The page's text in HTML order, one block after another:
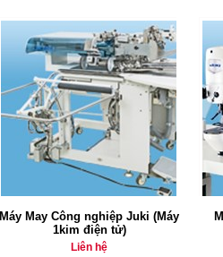
Máy May Công nghiệp Juki (Máy
1kim điện tử)
Liên hệ